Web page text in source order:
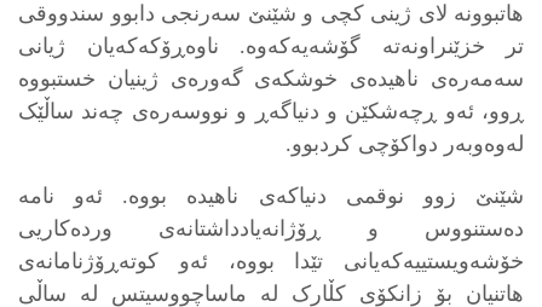
هاتبوونە لای ژینی کچی و شێنێ سەرنجی دابوو سندووقی
تر خزێنراونەتە گۆشەیەکەوە. ناوەڕۆکەکەیان ژیانی
سەمەرەی ناهیدەی خوشکەی گەورەی ژینیان خستبووە
ڕوو، ئەو ڕچەشکێن و دنیاگەڕ و نووسەرەی چەند ساڵێک
لەوەوبەر دواکۆچی کردبوو.
شێنێ زوو نوقمی دنیاکەی ناهیدە بووە. ئەو نامە
دەستنووس و ڕۆژانەیادداشتانەی وردەکاریی
خۆشەویستییەکەیانی تێدا بووە، ئەو کوتەڕۆژنامانەی
هاتنیان بۆ زانکۆی کڵارک لە ماساچووسیتس لە ساڵی